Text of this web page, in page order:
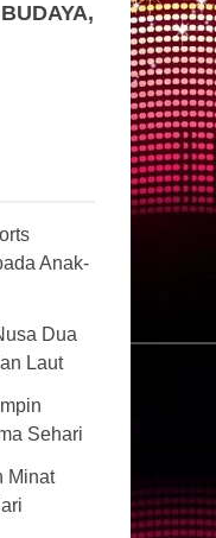
Anak-
Dua
Laut
Sehari
Minat